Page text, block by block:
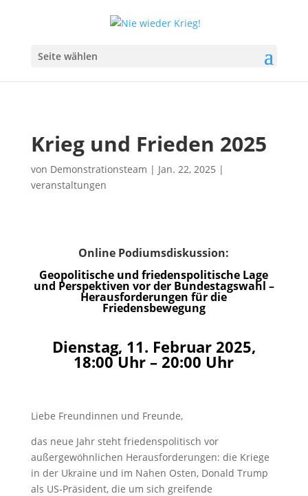
Seite wählen
Krieg und Frieden 2025
von Demonstrationsteam | Jan. 22, 2025 |
veranstaltungen
Online Podiumsdiskussion:
Geopolitische und friedenspolitische Lage
und Perspektiven vor der Bundestagswahl –
Herausforderungen für die
Friedensbewegung
Dienstag, 11. Februar 2025,
18:00 Uhr – 20:00 Uhr
Liebe Freundinnen und Freunde,
das neue Jahr steht friedenspolitisch vor
außergewöhnlichen Herausforderungen: die Kriege
in der Ukraine und im Nahen Osten, Donald Trump
als US-Präsident, die um sich greifende